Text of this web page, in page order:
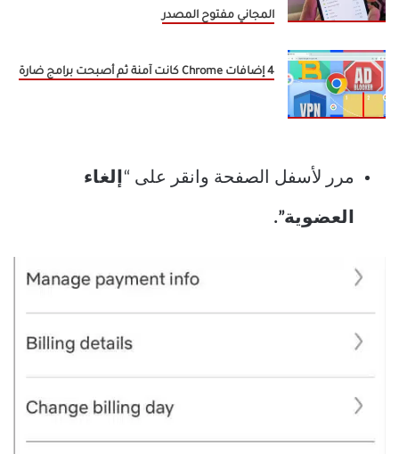
المجاني مفتوح المصدر
4 إضافات Chrome كانت آمنة ثم أصبحت برامج ضارة
مرر لأسفل الصفحة وانقر على “ إلغاء
العضوية”.